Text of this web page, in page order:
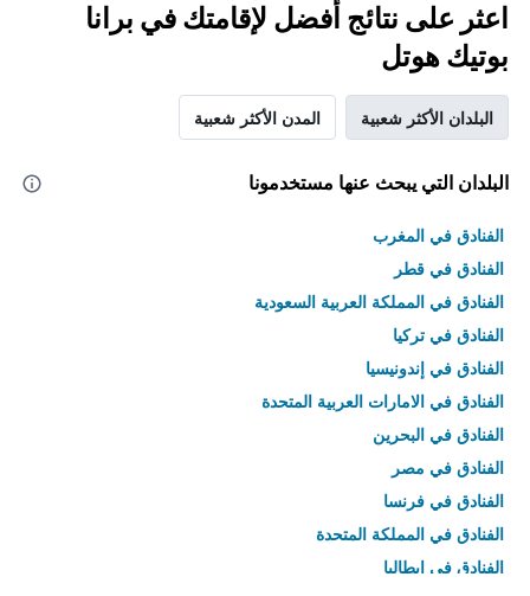
اعثر على نتائج أفضل لإقامتك في برانا
بوتيك هوتل
البلدان الأكثر شعبية المدن الأكثر شعبية
البلدان التي يبحث عنها مستخدمونا
الفنادق في المغرب
الفنادق في قطر
الفنادق في المملكة العربية السعودية
الفنادق في تركيا
الفنادق في إندونيسيا
الفنادق في الامارات العربية المتحدة
الفنادق في البحرين
الفنادق في مصر
الفنادق في فرنسا
الفنادق في المملكة المتحدة
الفنادق في إيطاليا